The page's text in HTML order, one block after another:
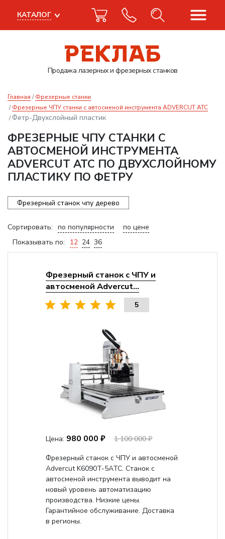
Продажа лазерныхи фрезерных станков
КАТАЛОГ
Главная
Фрезерные станки
Фрезерные ЧПУ станки с автосменой инструмента ADVERCUT ATC
Фетр-Двухслойный пластик
ФРЕЗЕРНЫЕ ЧПУ СТАНКИ С
АВТОСМЕНОЙ ИНСТРУМЕНТА
ADVERCUT ATC ПО ДВУХСЛОЙНОМУ
ПЛАСТИКУ ПО ФЕТРУ
Фрезерный станок чпу дерево
Сортировать: по популярности
по цене
Показывать по:
12 24 36
Фрезерный станок с ЧПУ и
автосменой Advercut...
5
Цена: 980 000 ₽
1 100 000 ₽
Фрезерный станок с ЧПУ и автосменой
Advercut K6090T-5ATC. Станок с
автосменой инструмента выводит на
новый уровень автоматизацию
производства. Низкие цены.
Гарантийное обслуживание. Доставка
в регионы.